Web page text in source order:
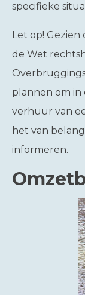
specifieke
Let op! Gezien
de Wet
plannen om
verhuur van
het van
informeren.